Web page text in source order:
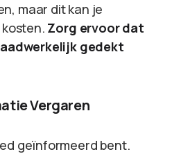
maar dit kan je
Zorg ervoor dat
gedekt
Vergaren
geïnformeerd bent.